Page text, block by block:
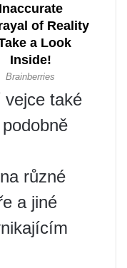
vejce také
různé
a jiné